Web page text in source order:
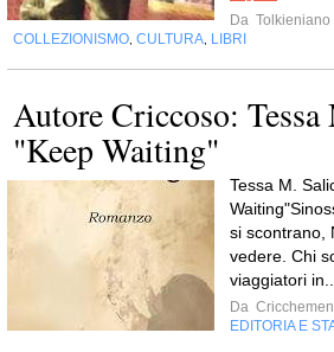
Da Tolkieniano
COLLEZIONISMO CULTURA LIBRI
Autore Criccoso:
"Keep Waiting"
Tessa M.
si scontrano,
vedere. Chi
viaggiatori in...
Da
EDITORIA E